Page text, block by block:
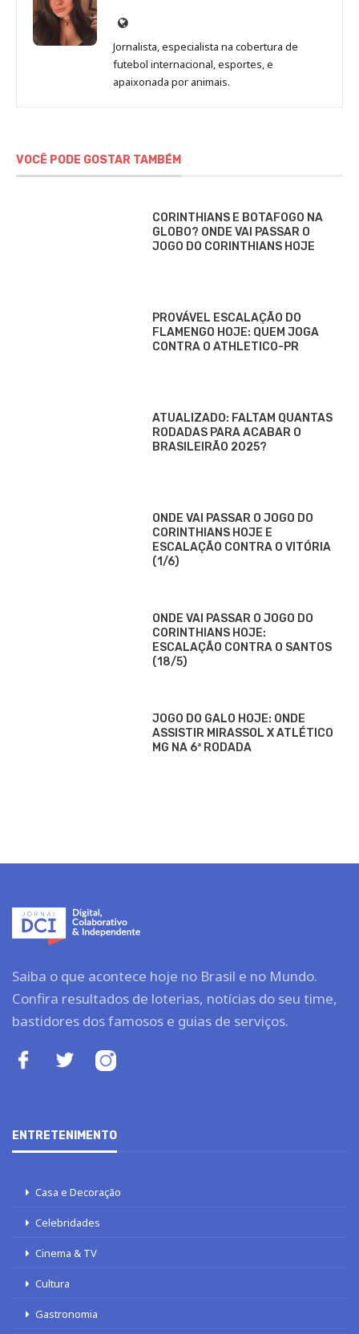
Site
de
Beatriz
Fabbri
Jornalista, especialista na cobertura de
futebol internacional, esportes, e
apaixonada por animais.
VOCÊ PODE GOSTAR TAMBÉM
CORINTHIANS E BOTAFOGO NA
GLOBO? ONDE VAI PASSAR O
JOGO DO CORINTHIANS HOJE
PROVÁVEL ESCALAÇÃO DO
FLAMENGO HOJE: QUEM JOGA
CONTRA O ATHLETICO-PR
ATUALIZADO: FALTAM QUANTAS
RODADAS PARA ACABAR O
BRASILEIRÃO 2025?
ONDE VAI PASSAR O JOGO DO
CORINTHIANS HOJE E
ESCALAÇÃO CONTRA O VITÓRIA
(1/6)
ONDE VAI PASSAR O JOGO DO
CORINTHIANS HOJE:
ESCALAÇÃO CONTRA O SANTOS
(18/5)
JOGO DO GALO HOJE: ONDE
ASSISTIR MIRASSOL X ATLÉTICO
MG NA 6ª RODADA
Saiba o que acontece hoje no Brasil e no Mundo.
Confira resultados de loterias, notícias do seu time,
bastidores dos famosos e guias de serviços.
ENTRETENIMENTO
Casa e Decoração
Celebridades
Cinema & TV
Cultura
Gastronomia